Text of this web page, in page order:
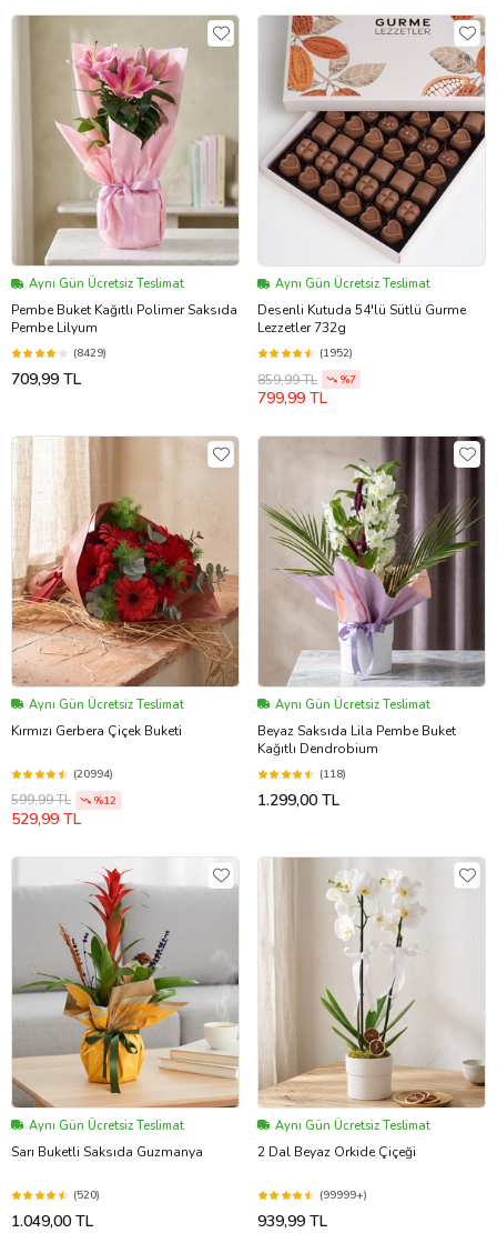
Aynı Gün Ücretsiz Teslimat
Pembe Buket Kağıtlı Polimer Saksıda
Pembe Lilyum
(8429)
709,99 TL
Aynı Gün Ücretsiz Teslimat
Desenli Kutuda 54'lü Sütlü Gurme
Lezzetler 732g
(1952)
859,99 TL %7
799,99 TL
Aynı Gün Ücretsiz Teslimat
Kırmızı Gerbera Çiçek Buketi
(20994)
599,99 TL %12
529,99 TL
Aynı Gün Ücretsiz Teslimat
Beyaz Saksıda Lila Pembe Buket
Kağıtlı Dendrobium
(118)
1.299,00 TL
Aynı Gün Ücretsiz Teslimat
Sarı Buketli Saksıda Guzmanya
(520)
1.049,00 TL
Aynı Gün Ücretsiz Teslimat
2 Dal Beyaz Orkide Çiçeği
(99999+)
939,99 TL